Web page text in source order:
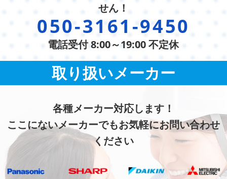
せん！
050-3161-9450
電話受付 8:00～19:00 不定休
取り扱いメーカー
各種メーカー対応します！
ここにないメーカーでもお気軽にお問い合わせ
ください